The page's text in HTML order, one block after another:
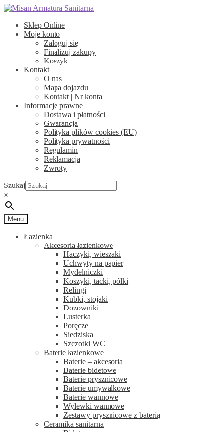
Przejdź
nawigacji
Przejdź
treści
Sklep Online
Moje konto
Zaloguj się
Finalizuj zakupy
Koszyk
Kontakt
O nas
Mapa dojazdu
Kontakt | Nr konta
Informacje prawne
Dostawa i płatności
Gwarancja
Polityka plików cookies (EU)
Polityka prywatności
Regulamin
Reklamacja
Zwroty
Szukaj
×
Menu
Łazienka
Akcesoria łazienkowe
Haczyki, wieszaki
Uchwyty na papier
Mydelniczki
Koszyki, tacki, półki
Relingi
Kubki, stojaki
Dozowniki
Lusterka
Poręcze
Siedziska
Szczotki WC
Baterie łazienkowe
Baterie – akcesoria
Baterie bidetowe
Baterie prysznicowe
Baterie umywalkowe
Baterie wannowe
Wylewki wannowe
Zestawy prysznicowe z baterią
Ceramika sanitarna